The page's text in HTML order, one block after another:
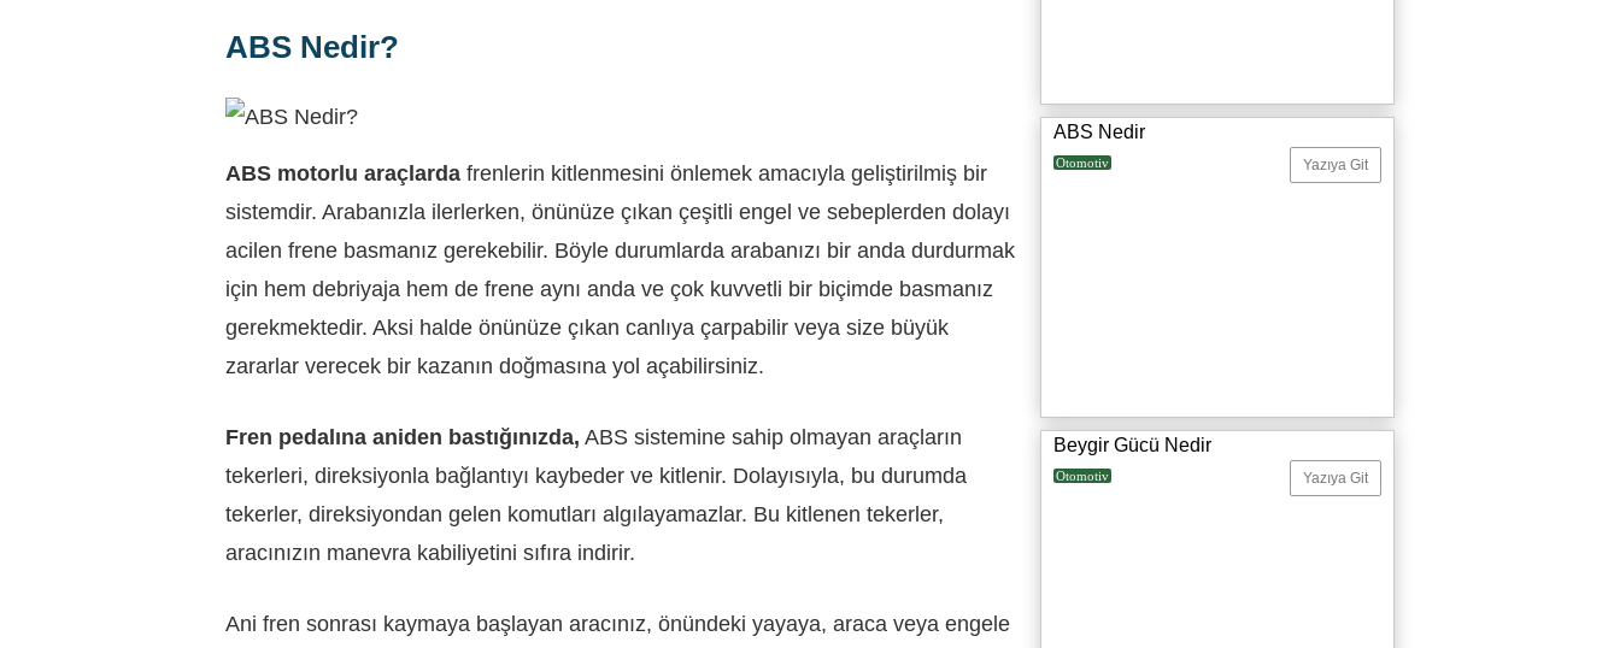
ABS Nedir?
ABS motorlu araçlarda frenlerin kitlenmesini önlemek amacıyla geliştirilmiş bir
sistemdir. Arabanızla ilerlerken, önünüze çıkan çeşitli engel ve sebeplerden dolayı
acilen frene basmanız gerekebilir. Böyle durumlarda arabanızı bir anda durdurmak
için hem debriyaja hem de frene aynı anda ve çok kuvvetli bir biçimde basmanız
gerekmektedir. Aksi halde önünüze çıkan canlıya çarpabilir veya size büyük
zararlar verecek bir kazanın doğmasına yol açabilirsiniz.
Fren pedalına aniden bastığınızda, ABS sistemine sahip olmayan araçların
tekerleri, direksiyonla bağlantıyı kaybeder ve kitlenir. Dolayısıyla, bu durumda
tekerler, direksiyondan gelen komutları algılayamazlar. Bu kitlenen tekerler,
aracınızın manevra kabiliyetini sıfıra indirir.
Ani fren sonrası kaymaya başlayan aracınız, önündeki yayaya, araca veya engele
ABS Nedir
Otomotiv Yazıya Git
Beygir Gücü Nedir
Otomotiv Yazıya Git